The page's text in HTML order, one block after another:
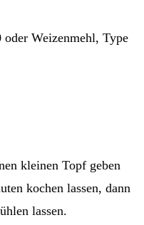
Weizenmehl, Type
kleinen Topf geben
kochen lassen, dann
lassen.